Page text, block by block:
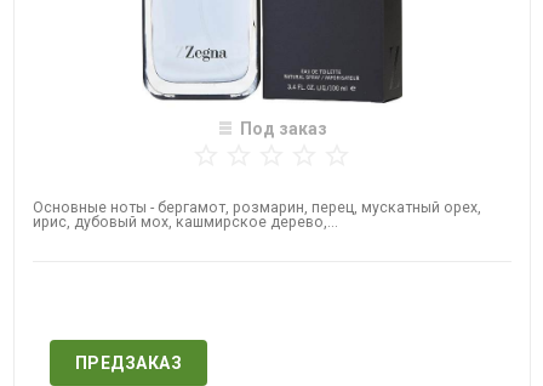
Под заказ
Основные ноты - бергамот, розмарин, перец, мускатный орех,
ирис, дубовый мох, кашмирское дерево,...
ПРЕДЗАКАЗ